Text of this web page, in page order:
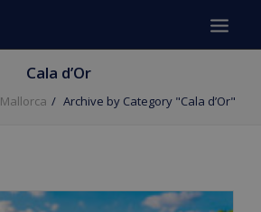
Cala d’Or
Mallorca Archive by Category "Cala d’Or"